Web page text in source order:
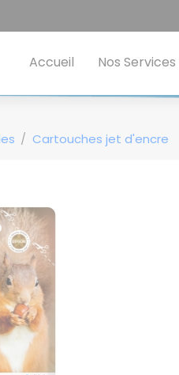
Accueil Nos Services
Cartouches jet d'encre